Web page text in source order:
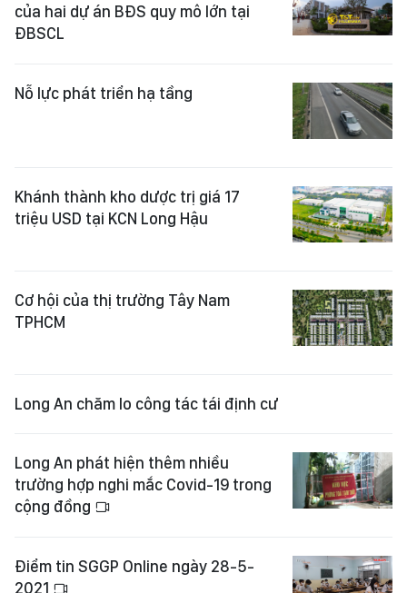
của hai dự án BĐS quy mô lớn tại
ĐBSCL
Nỗ lực phát triển hạ tầng
Khánh thành kho dược trị giá 17
triệu USD tại KCN Long Hậu
Cơ hội của thị trường Tây Nam
TPHCM
Long An chăm lo công tác tái định cư
Long An phát hiện thêm nhiều
trường hợp nghi mắc Covid-19 trong
cộng đồng
Điểm tin SGGP Online ngày 28-5-
2021